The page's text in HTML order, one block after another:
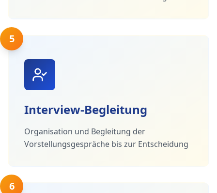
5
Interview-Begleitung
Organisation und Begleitung der
Vorstellungsgespräche bis zur Entscheidung
6